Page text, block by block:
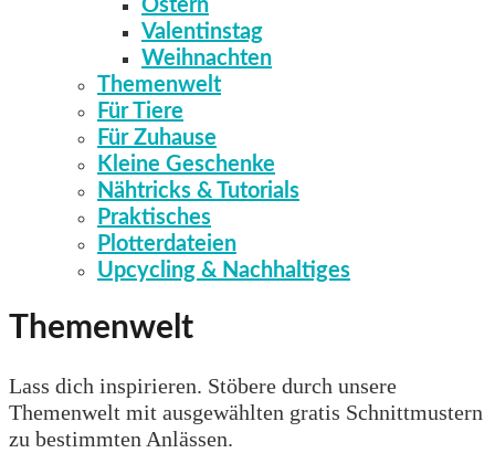
Ostern
Valentinstag
Weihnachten
Themenwelt
Für Tiere
Für Zuhause
Kleine Geschenke
Nähtricks & Tutorials
Praktisches
Plotterdateien
Upcycling & Nachhaltiges
Themenwelt
Lass dich inspirieren. Stöbere durch unsere
Themenwelt mit ausgewählten gratis Schnittmustern
zu bestimmten Anlässen.